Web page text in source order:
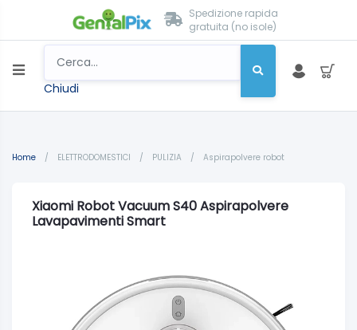
Spedizione rapida
gratuita (no isole)
Chiudi
Home / ELETTRODOMESTICI / PULIZIA / Aspirapolvere robot
Xiaomi Robot Vacuum S40 Aspirapolvere
Lavapavimenti Smart